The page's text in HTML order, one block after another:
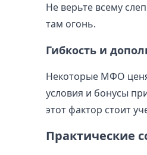
Не верьте всему
там огонь.
Гибкость и
Некоторые МФО
условия и бонусы
этот фактор стоит
Практические